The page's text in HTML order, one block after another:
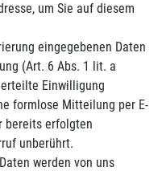
um Sie auf diesem
eingegebenen Daten
(Art. 6 Abs. 1 lit. a
erteilte Einwilligung
formlose Mitteilung per E-
bereits erfolgten
unberührt.
werden von uns